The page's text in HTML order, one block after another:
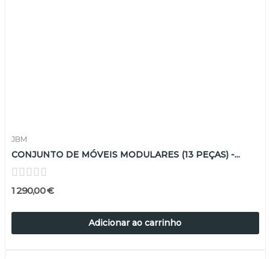
JBM
CONJUNTO DE MÓVEIS MODULARES (13 PEÇAS) -...
1 290,00 €
Adicionar ao carrinho